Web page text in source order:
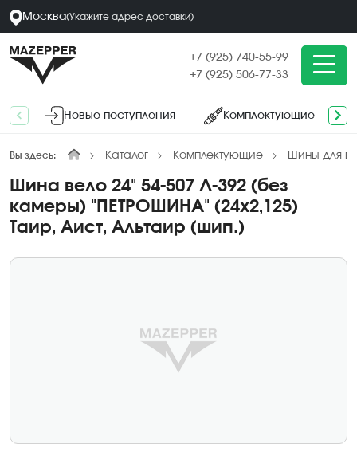
Москва(Укажите адрес доставки)
+7 (925) 740-55-99
+7 (925) 506-77-33
Новые поступления Комплектующие
Вы здесь: Каталог Комплектующие Шины для
Шина вело 24" 54-507 Л-392 (без
камеры) "ПЕТРОШИНА" (24х2,125)
Таир, Аист, Альтаир (шип.)